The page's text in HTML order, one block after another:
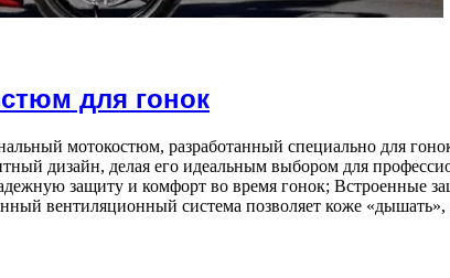
для гонок
мотокостюм, разработанный специально для
дизайн, делая его идеальным выбором для
защиту и комфорт во время гонок; Встроенные
вентиляционный система позволяет коже